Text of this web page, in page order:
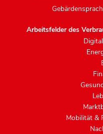
Arbeitsfelder des
Mobilität &